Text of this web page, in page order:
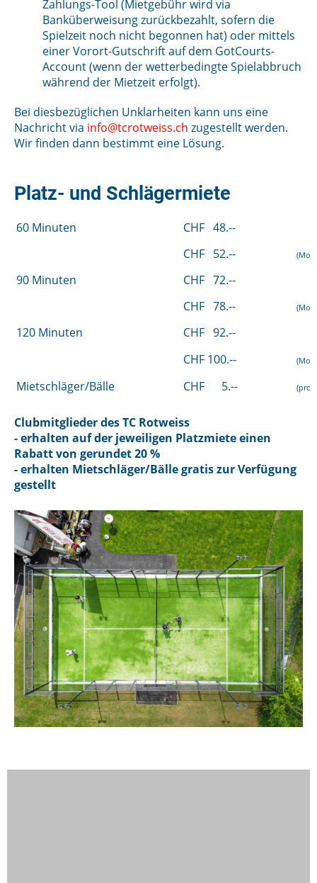
Zahlungs-Tool (Mietgebühr wird via
Banküberweisung zurückbezahlt, sofern die
Spielzeit noch nicht begonnen hat) oder mittels
einer Vorort-Gutschrift auf dem GotCourts-
Account (wenn der wetterbedingte Spielabbruch
während der Mietzeit erfolgt).
Bei diesbezüglichen Unklarheiten kann uns eine
Nachricht via info@tcrotweiss.ch zugestellt werden.
Wir finden dann bestimmt eine Lösung.
Platz- und Schlägermiete
60 Minuten
CHF 48.--
CHF 52.--
(Mo -
90 Minuten
CHF 72.--
CHF 78.--
(Mo -
120 Minuten
CHF 92.--
CHF 100.--
(Mo -
Mietschläger/Bälle CHF 5.-- (pro
Clubmitglieder des TC Rotweiss
- erhalten auf der jeweiligen Platzmiete einen
Rabatt von gerundet 20 %
- erhalten Mietschläger/Bälle gratis zur Verfügung
gestellt